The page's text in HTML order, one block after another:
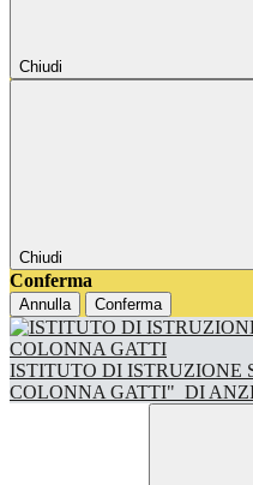
Chiudi
Chiudi
Conferma
Annulla Conferma
ISTITUTO DI ISTRUZIONE
COLONNA GATTI" DI